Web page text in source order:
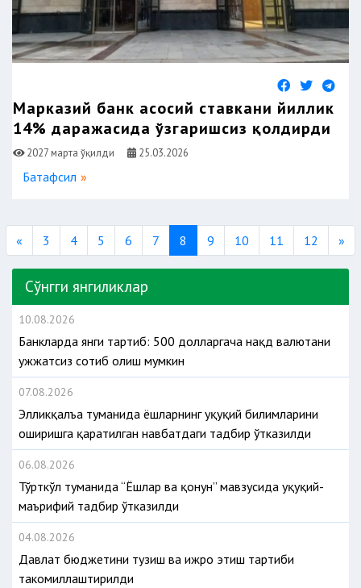
Марказий банк асосий ставкани йиллик
14% даражасида ўзгаришсиз қолдирди
2027 марта ўқилди 25.03.2026
Батафсил
« Previous
3 4 5 6 7 8 9 10 11 12 »
Сўнгги янгиликлар
10.08.2026
Банкларда янги тартиб: 500 долларгача нақд валютани
ҳужжатсиз сотиб олиш мумкин
07.08.2026
Элликқалъа туманида ёшларнинг ҳуқуқий билимларини
оширишга қаратилган навбатдаги тадбир ўтказилди
06.08.2026
Тўрткўл туманида “Ёшлар ва қонун” мавзусида ҳуқуқий-
маърифий тадбир ўтказилди
04.08.2026
Давлат бюджетини тузиш ва ижро этиш тартиби
такомиллаштирилди